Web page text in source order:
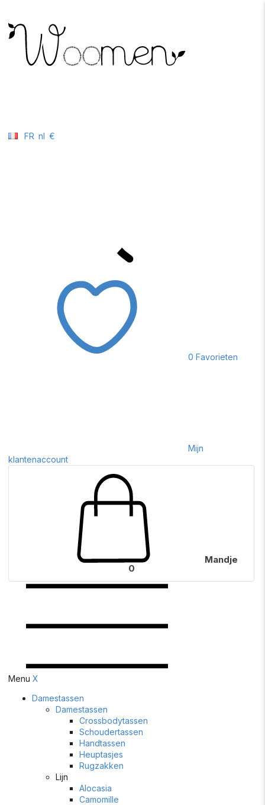
FR nl €
0 Favorieten
Mijn
klantenaccount
Mandje
0
Menu X
Damestassen
Damestassen
Crossbodytassen
Schoudertassen
Handtassen
Heuptasjes
Rugzakken
Lijn
Alocasia
Camomille